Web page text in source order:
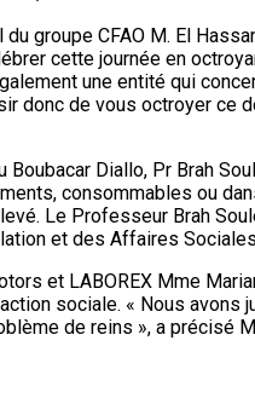
groupe CFAO M. El
cette journée en
une entité qui
donc de vous octroyer ce
Boubacar Diallo, Pr Brah
consommables ou
Le Professeur Brah
et des Affaires
et LABOREX Mme
sociale. « Nous
de reins », a précisé